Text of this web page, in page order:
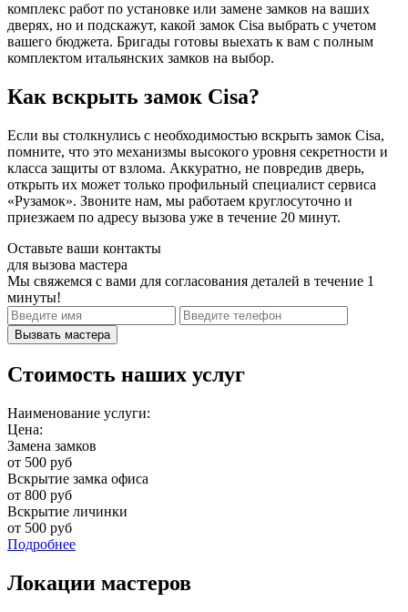
комплекс работ по установке или замене замков на ваших
дверях, но и подскажут, какой замок Cisa выбрать с учетом
вашего бюджета. Бригады готовы выехать к вам с полным
комплектом итальянских замков на выбор.
Как вскрыть замок Cisa?
Если вы столкнулись с необходимостью вскрыть замок Cisa,
помните, что это механизмы высокого уровня секретности и
класса защиты от взлома. Аккуратно, не повредив дверь,
открыть их может только профильный специалист сервиса
«Рузамок». Звоните нам, мы работаем круглосуточно и
приезжаем по адресу вызова уже в течение 20 минут.
Оставьте ваши контакты
для вызова мастера
Мы свяжемся с вами для согласования деталей в течение 1
минуты!
Стоимость наших услуг
Наименование услуги:
Цена:
Замена замков
от 500 руб
Вскрытие замка офиса
от 800 руб
Вскрытие личинки
от 500 руб
Подробнее
Локации мастеров